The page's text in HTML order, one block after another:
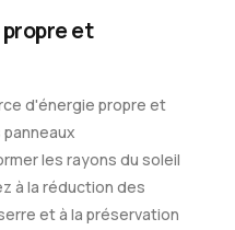
et
d'énergie propre et
les rayons du soleil
à la réduction des
et à la préservation